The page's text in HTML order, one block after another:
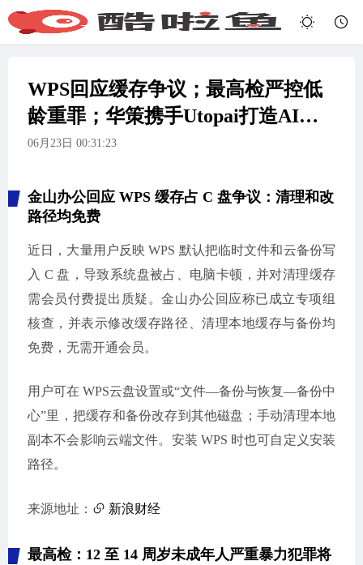
WPS回应缓存争议；最高检严控低
龄重罪；华策携手Utopai打造AI西
游
06月23日 00:31:23
金山办公回应 WPS 缓存占 C 盘争议：清理和改
路径均免费
近日，大量用户反映 WPS 默认把临时文件和云备份写
入 C 盘，导致系统盘被占、电脑卡顿，并对清理缓存
需会员付费提出质疑。金山办公回应称已成立专项组
核查，并表示修改缓存路径、清理本地缓存与备份均
免费，无需开通会员。
用户可在 WPS云盘设置或“文件—备份与恢复—备份中
心”里，把缓存和备份改存到其他磁盘；手动清理本地
副本不会影响云端文件。安装 WPS 时也可自定义安装
路径。
来源地址： 新浪财经
最高检：12 至 14 周岁未成年人严重暴力犯罪将